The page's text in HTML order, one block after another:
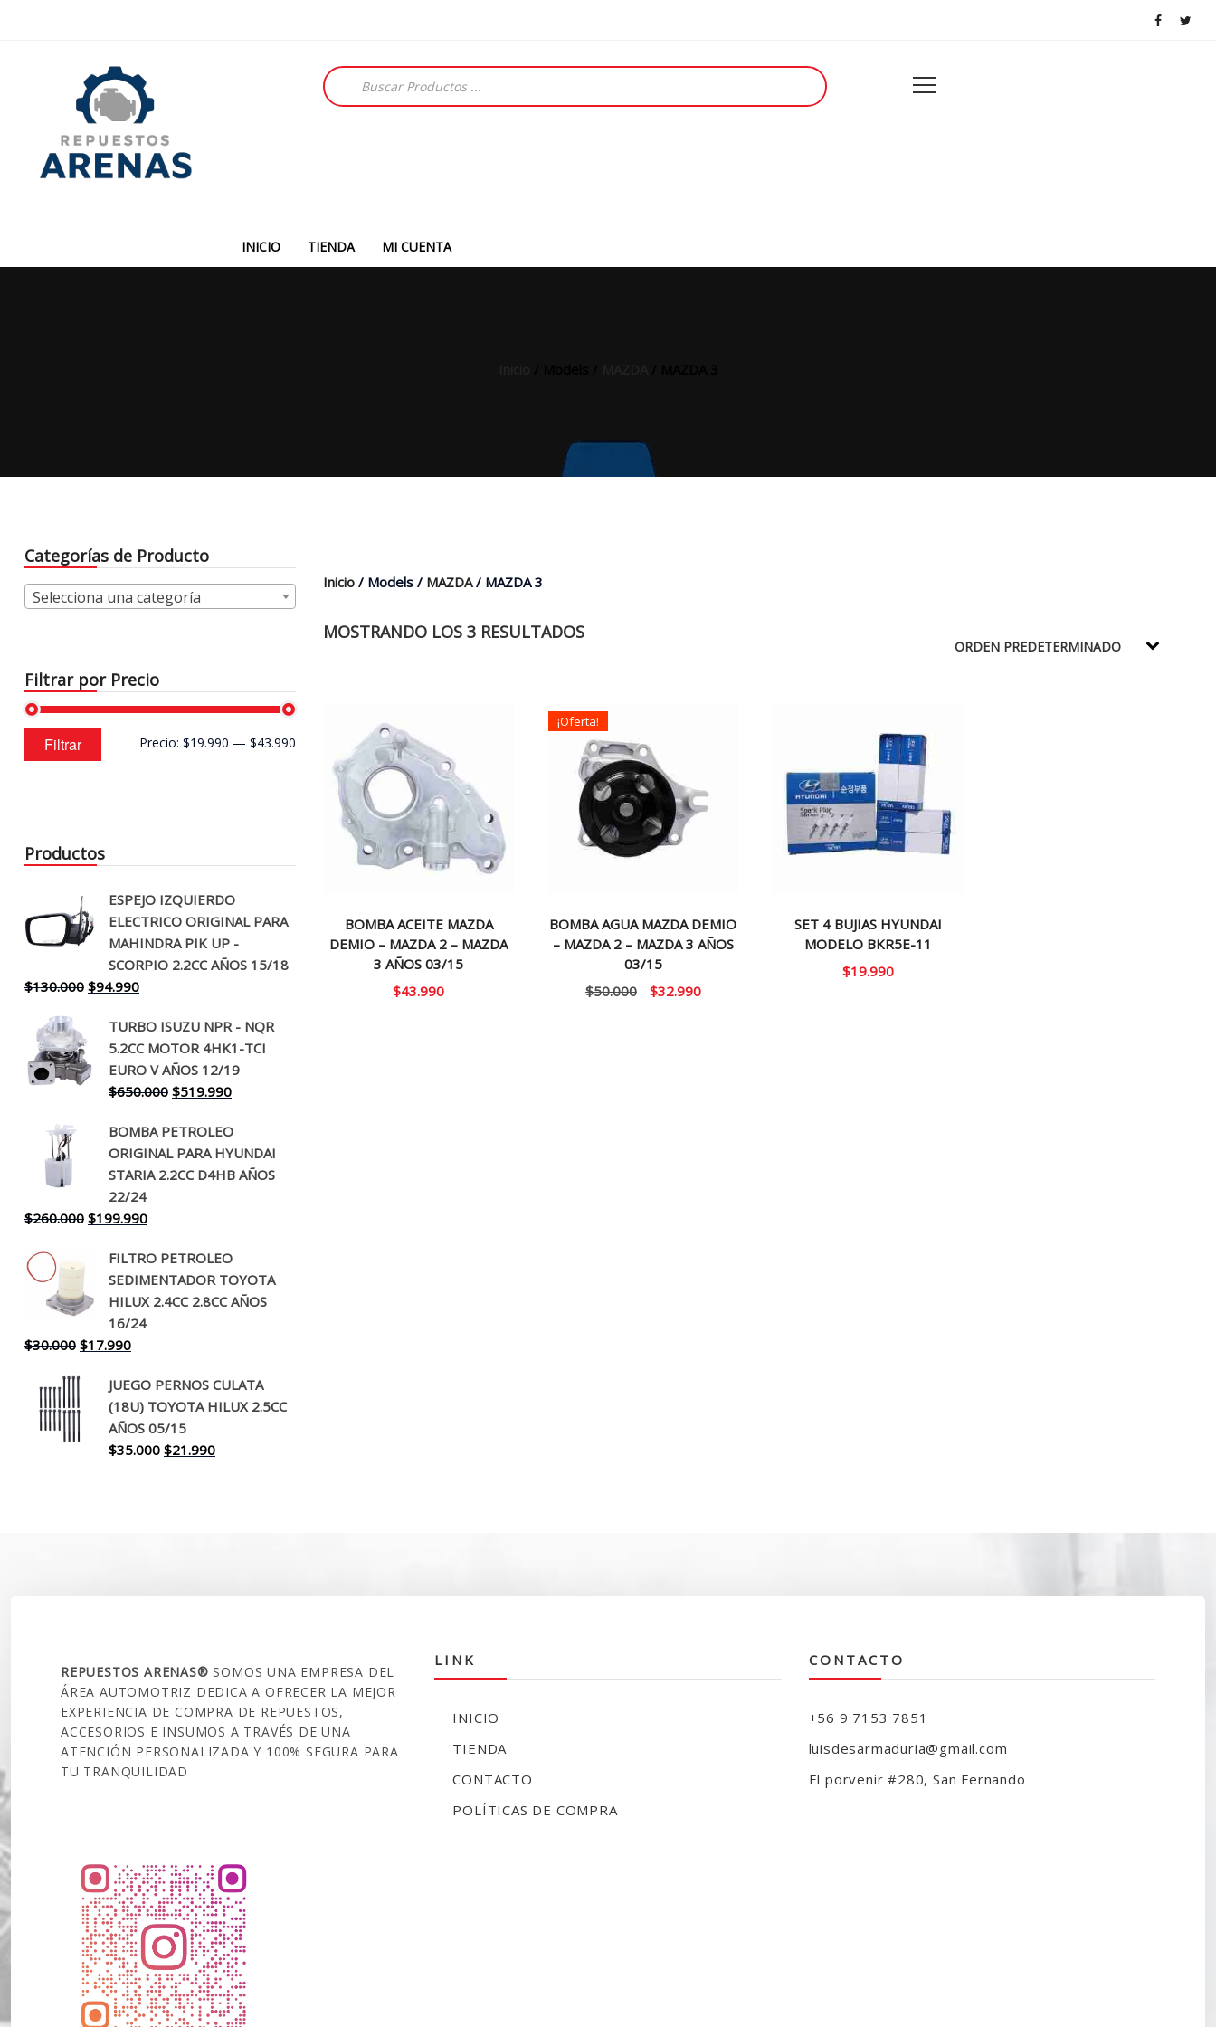
Búsqueda
de
productos
INICIO TIENDA MI CUENTA
Categorías de Producto
Selecciona una categoría
Filtrar por Precio
Precio
mínimo
Precio
máximo
Filtrar Precio: $19.990 — $43.990
Productos
ESPEJO IZQUIERDO
ELECTRICO ORIGINAL PARA
MAHINDRA PIK UP -
SCORPIO 2.2CC AÑOS 15/18
$130.000 El
original
era:
$130.000.
$94.990El
actual
es:
$94.990.
TURBO ISUZU NPR - NQR
5.2CC MOTOR 4HK1-TCI
EURO V AÑOS 12/19
$650.000 El
original
era:
$650.000.
$519.990El
actual
es:
$519.990.
BOMBA PETROLEO
ORIGINAL PARA HYUNDAI
STARIA 2.2CC D4HB AÑOS
22/24
$260.000 El
original
era:
$260.000.
$199.990El
actual
es:
$199.990.
FILTRO PETROLEO
SEDIMENTADOR TOYOTA
HILUX 2.4CC 2.8CC AÑOS
16/24
$30.000 El
original
era:
$30.000.
$17.990El
actual
es:
$17.990.
JUEGO PERNOS CULATA
(18U) TOYOTA HILUX 2.5CC
AÑOS 05/15
$35.000 El
$21.990El
Inicio / Models / MAZDA/ MAZDA 3
MOSTRANDO LOS 3 RESULTADOS
BOMBA ACEITE MAZDA
DEMIO – MAZDA 2 – MAZDA
3 AÑOS 03/15
$43.990
¡Oferta!
BOMBA AGUA MAZDA DEMIO
– MAZDA 2 – MAZDA 3 AÑOS
03/15
$50.000
El
$32.990El
SET 4 BUJIAS HYUNDAI
MODELO BKR5E-11
$19.990
REPUESTOS ARENAS®SOMOS UNA EMPRESA DEL
ÁREA AUTOMOTRIZ DEDICA A OFRECER LA MEJOR
EXPERIENCIA DE COMPRA DE REPUESTOS,
ACCESORIOS E INSUMOS A TRAVÉS DE UNA
ATENCIÓN PERSONALIZADA Y 100% SEGURA PARA
TU TRANQUILIDAD
LINK
INICIO
TIENDA
CONTACTO
POLÍTICAS DE COMPRA
CONTACTO
+56 9 7153 7851
luisdesarmaduria@gmail.com
El porvenir #280, San Fernando